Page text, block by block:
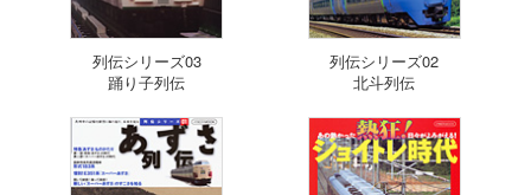
列伝シリーズ03
踊り子列伝
列伝シリーズ02
北斗列伝